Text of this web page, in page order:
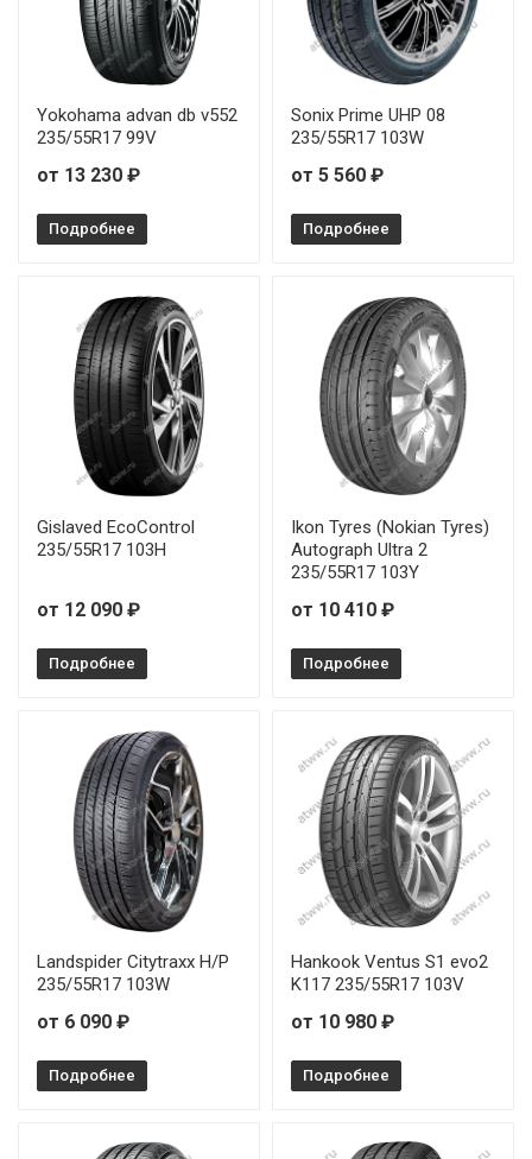
Pirelli P-7 Cinturato 225/60R18 104W RunFlat
Pirelli P-7 Cinturato 235/45R17 97W
Pirelli P-7 Cinturato 245/40R18 97Y RunFlat
Pirelli P-7 Cinturato 245/40R19 98Y RunFlat
Pirelli P-7 Cinturato 245/40R19 98Y RunFlat
Pirelli P-7 Cinturato 245/45R17 99Y
Pirelli P-7 Cinturato 245/50R18 100W RunFlat
Pirelli P-7 Cinturato 255/45R18 99W RunFlat
Pirelli P-7 Cinturato 275/40R18 99Y RunFlat
Yokohama advan db v552
235/55R17 99V
от 13 230 ₽
Подробнее
Sonix Prime UHP 08
235/55R17 103W
от 5 560 ₽
Подробнее
Gislaved EcoControl
235/55R17 103H
от 12 090 ₽
Подробнее
Ikon Tyres (Nokian Tyres)
Autograph Ultra 2
235/55R17 103Y
от 10 410 ₽
Подробнее
Landspider Citytraxx H/P
235/55R17 103W
от 6 090 ₽
Подробнее
Hankook Ventus S1 evo2
K117 235/55R17 103V
от 10 980 ₽
Подробнее